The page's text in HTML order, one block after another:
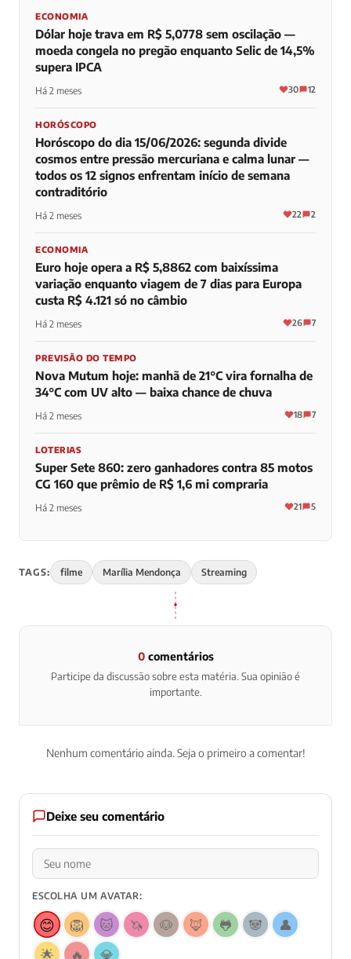
ECONOMIA
Dólar hoje trava em R$ 5,0778 sem oscilação —
moeda congela no pregão enquanto Selic de 14,5%
supera IPCA
Há 2 meses 30 12
HORÓSCOPO
Horóscopo do dia 15/06/2026: segunda divide
cosmos entre pressão mercuriana e calma lunar —
todos os 12 signos enfrentam início de semana
contraditório
Há 2 meses 22 2
ECONOMIA
Euro hoje opera a R$ 5,8862 com baixíssima
variação enquanto viagem de 7 dias para Europa
custa R$ 4.121 só no câmbio
Há 2 meses 26 7
PREVISÃO DO TEMPO
Nova Mutum hoje: manhã de 21°C vira fornalha de
34°C com UV alto — baixa chance de chuva
Há 2 meses 18 7
LOTERIAS
Super Sete 860: zero ganhadores contra 85 motos
CG 160 que prêmio de R$ 1,6 mi compraria
Há 2 meses 21 5
TAGS: filme Marília Mendonça Streaming
0comentários
Participe da discussão sobre esta matéria. Sua opinião é
importante.
Nenhum comentário ainda. Seja o primeiro a comentar!
Deixe seu comentário
ESCOLHA UM AVATAR:
😊 🦁 🐱 🦄 🐶 🦊 🐸 🐼
👤
🌟
🔥 💎